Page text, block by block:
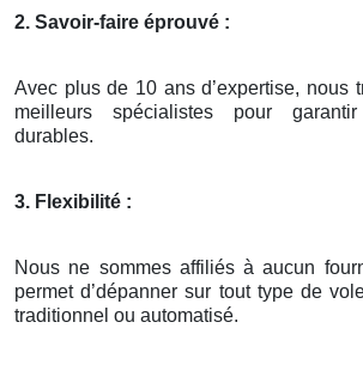
2. Savoir-faire éprouvé :
Avec plus de 10 ans d’expertise, nous
meilleurs spécialistes pour
durables.
3. Flexibilité :
Nous ne sommes affiliés à aucun
permet d’dépanner sur tout type de
traditionnel ou automatisé.